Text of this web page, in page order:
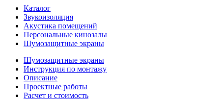
Каталог
Звукоизоляция
Акустика помещений
Персональные кинозалы
Шумозащитные экраны
Шумозащитные экраны
Инструкция по монтажу
Описание
Проектные работы
Расчет и стоимость